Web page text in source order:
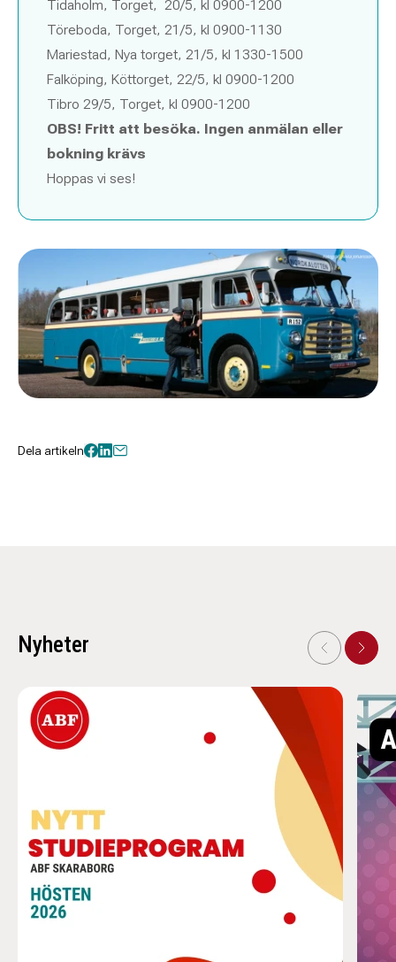
Tidaholm, Torget, 20/5, kl 0900-1200
Töreboda, Torget, 21/5, kl 0900-1130
Mariestad, Nya torget, 21/5, kl 1330-1500
Falköping, Köttorget, 22/5, kl 0900-1200
Tibro 29/5, Torget, kl 0900-1200
OBS! Fritt att besöka. Ingen anmälan eller
bokning krävs
Hoppas vi ses!
Dela artikeln
Nyheter